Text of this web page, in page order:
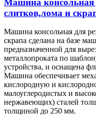
Машина консольная
слитков,лома и
Машина консольная для
скрапа сделана на базе
предназначенной для
металлопроката по
устройства, и оснащена
Машина обеспечивает
кислородную и
малоуглеродистых и
нержавеющих) сталей
толщиной до 250 мм.